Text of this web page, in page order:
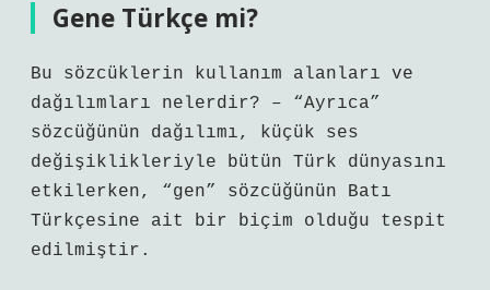
Gene Türkçe mi?
Bu sözcüklerin kullanım alanları ve
dağılımları nelerdir? – “Ayrıca”
sözcüğünün dağılımı, küçük ses
değişiklikleriyle bütün Türk dünyasını
etkilerken, “gen” sözcüğünün Batı
Türkçesine ait bir biçim olduğu tespit
edilmiştir.